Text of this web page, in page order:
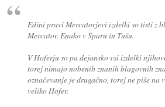
Edini pravi Mercatorjevi izdelki so tisti z
Mercator. Enako v Sparu in Tušu.
V Hoferju so pa dejansko vsi izdelki
torej nimajo nobenih znanih blagovnih
označevanje je drugačno, torej ne piše na
veliko Hofer.